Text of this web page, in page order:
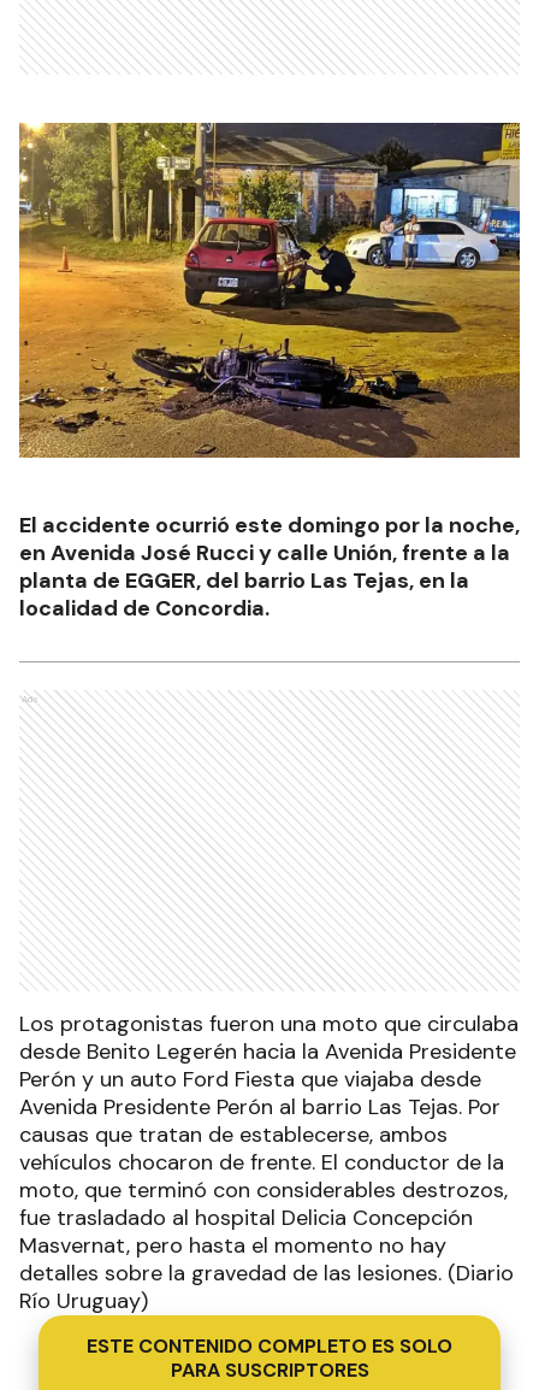
El accidente ocurrió este domingo por la noche,
en Avenida José Rucci y calle Unión, frente a la
planta de EGGER, del barrio Las Tejas, en la
localidad de Concordia.
Ads
Los protagonistas fueron una moto que circulaba
desde Benito Legerén hacia la Avenida Presidente
Perón y un auto Ford Fiesta que viajaba desde
Avenida Presidente Perón al barrio Las Tejas. Por
causas que tratan de establecerse, ambos
vehículos chocaron de frente. El conductor de la
moto, que terminó con considerables destrozos,
fue trasladado al hospital Delicia Concepción
Masvernat, pero hasta el momento no hay
detalles sobre la gravedad de las lesiones. (Diario
Río Uruguay)
ESTE CONTENIDO COMPLETO ES SOLO
PARA SUSCRIPTORES